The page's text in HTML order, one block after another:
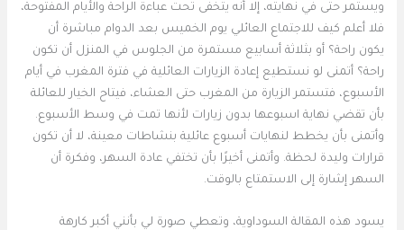
ويستمر حتى في نهايته، إلا أنه يتخفى تحت عباءة الراحة والأيام المفتوحة،
فلا أعلم كيف للاجتماع العائلي يوم الخميس بعد الدوام مباشرة أن
يكون راحة؟ أو بثلاثة أسابيع مستمرة من الجلوس في المنزل أن تكون
راحة؟ أتمنى لو نستطيع إعادة الزيارات العائلية في فترة المغرب في أيام
الأسبوع، فتستمر الزيارة من المغرب حتى العشاء، فيتاح الخيار للعائلة
بأن تقضي نهاية اسبوعها بدون زيارات لأنها تمت في وسط الأسبوع.
وأتمنى بأن يخطط لنهايات أسبوع عائلية بنشاطات معينة، لا أن تكون
قرارات وليدة لحظة. وأتمنى أخيرًا بأن تختفي عادة السهر، وفكرة أن
السهر إشارة إلى الاستمتاع بالوقت.
يسود هذه المقالة السوداوية، وتعطي صورة لي بأنني أكبر كارهة